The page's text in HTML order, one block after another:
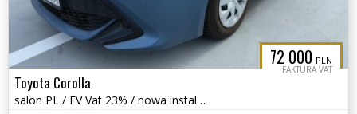
72 000 PLN
FAKTURA VAT
Toyota Corolla
salon PL / FV Vat 23% / nowa instalacja LPG / duża nawigacja /